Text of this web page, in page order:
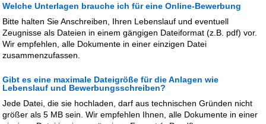
Welche Unterlagen brauche ich für eine Online-Bewerbung
Bitte halten Sie Anschreiben, Ihren Lebenslauf und eventuell
Zeugnisse als Dateien in einem gängigen Dateiformat (z.B. pdf) vor.
Wir empfehlen, alle Dokumente in einer einzigen Datei
zusammenzufassen.
Gibt es eine maximale Dateigröße für die Anlagen wie
Lebenslauf und Bewerbungsschreiben?
Jede Datei, die sie hochladen, darf aus technischen Gründen nicht
größer als 5 MB sein. Wir empfehlen Ihnen, alle Dokumente in einer